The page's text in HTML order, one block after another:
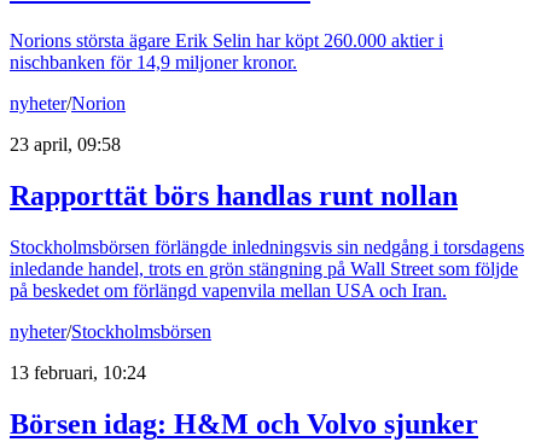
Norions största ägare Erik Selin har köpt 260.000 aktier i
nischbanken för 14,9 miljoner kronor.
nyheter/Norion
23 april, 09:58
Rapporttät börs handlas runt nollan
Stockholmsbörsen förlängde inledningsvis sin nedgång i torsdagens
inledande handel, trots en grön stängning på Wall Street som följde
på beskedet om förlängd vapenvila mellan USA och Iran.
nyheter/Stockholmsbörsen
13 februari, 10:24
Börsen idag: H&M och Volvo sjunker